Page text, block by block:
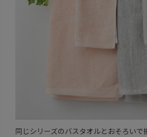
同じシリーズのバスタオルとおそろい